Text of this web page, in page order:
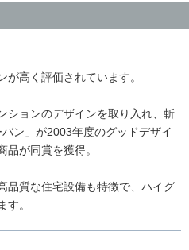
高く評価されています。
ションのデザインを取り入れ、斬
ン」が2003年度のグッドデザイ
品が同賞を獲得。
品質な住宅設備も特徴で、ハイグ
す。